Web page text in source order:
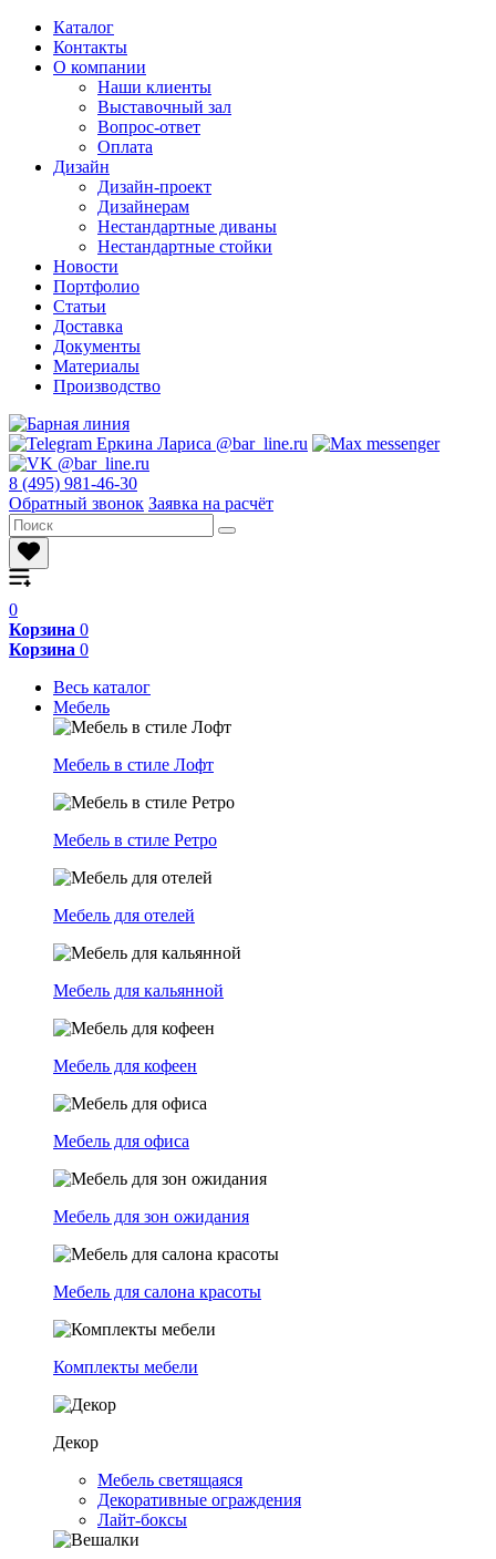
Каталог
Контакты
О компании
Наши клиенты
Выставочный зал
Вопрос-ответ
Оплата
Дизайн
Дизайн-проект
Дизайнерам
Нестандартные диваны
Нестандартные стойки
Новости
Портфолио
Статьи
Доставка
Документы
Материалы
Производство
8 (495) 981-46-30
Обратный звонок Заявка на расчёт
0
Корзина 0
Корзина 0
Весь каталог
Мебель
Мебель в стиле Лофт
Мебель в стиле Ретро
Мебель для отелей
Мебель для кальянной
Мебель для кофеен
Мебель для офиса
Мебель для зон ожидания
Мебель для салона красоты
Комплекты мебели
Декор
Мебель светящаяся
Декоративные ограждения
Лайт-боксы